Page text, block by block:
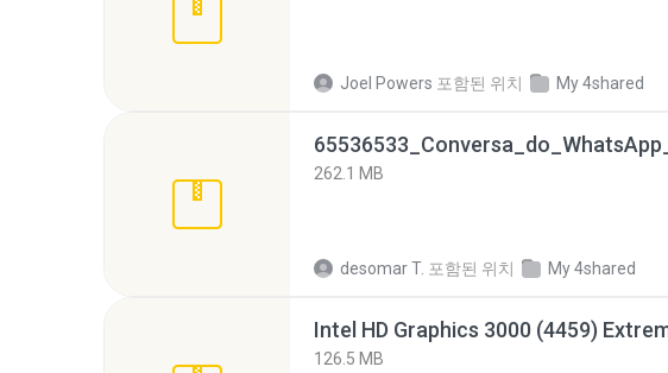
Joel Powers 포함된 위치 My 4shared
262.1 MB
desomar T. 포함된 위치 My 4shared
126.5 MB